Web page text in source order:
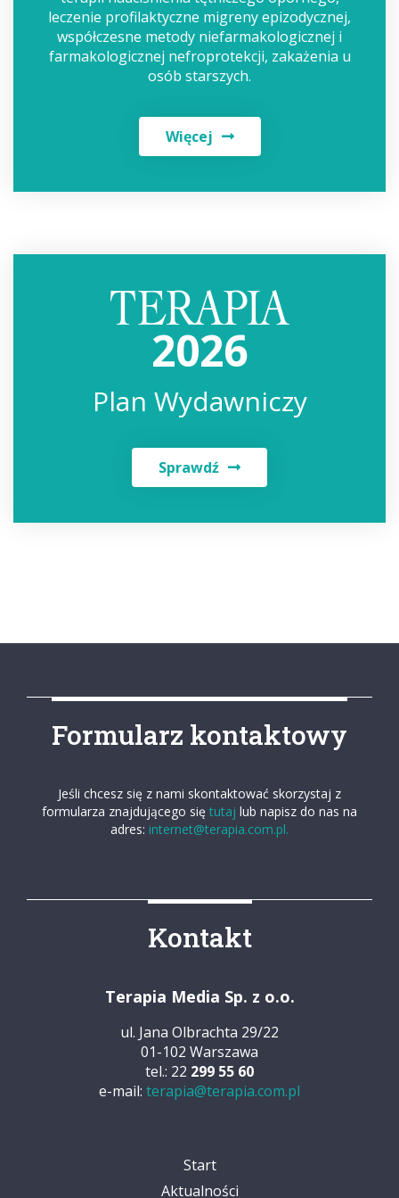
leczenie profilaktyczne migreny epizodycznej,
współczesne metody niefarmakologicznej i
farmakologicznej nefroprotekcji, zakażenia u
osób starszych.
Więcej
2026
Plan Wydawniczy
Sprawdź
Formularz kontaktowy
Jeśli chcesz się z nami skontaktować skorzystaj z
formularza znajdującego się tutaj lub napisz do nas na
adres: internet@terapia.com.pl.
Kontakt
Terapia Media Sp. z o.o.
ul. Jana Olbrachta 29/22
01-102 Warszawa
tel.: 22 299 55 60
e-mail: terapia@terapia.com.pl
Start
Aktualności